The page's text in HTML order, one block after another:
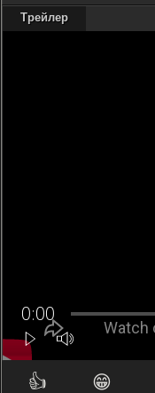
Трейлер
👍 😁